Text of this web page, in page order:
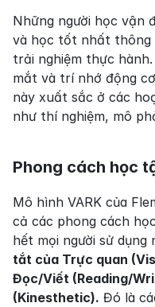
Những người học vận
và học tốt nhất thông
trải nghiệm thực
mắt và trí nhớ động
này xuất sắc ở các
như thí nghiệm, mô
Phong cách học
Mô hình VARK của
cả các phong cách
hết mọi người sử dụng
tắt của Trực quan
Đọc/Viết (Reading/
(Kinesthetic). Đó là